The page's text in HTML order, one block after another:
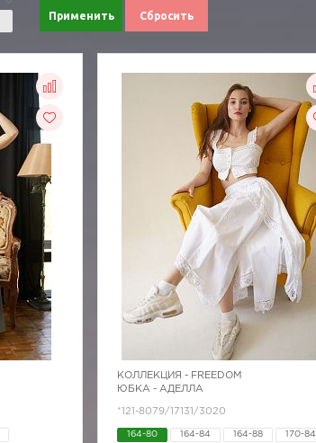
Применить Сбросить
КОЛЛЕКЦИЯ - FREEDOM
ЮБКА - АДЕЛЛА
*121-8079/17131/3020
164-80 164-84 164-88 170-84